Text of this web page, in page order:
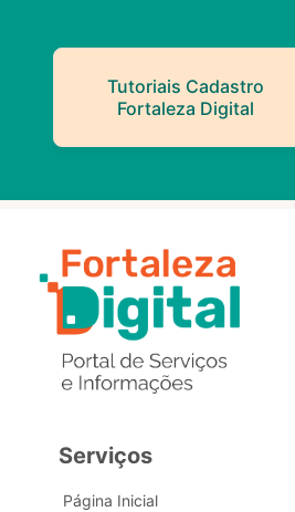
Tutoriais Cadastro
Fortaleza Digital
Serviços
Página Inicial